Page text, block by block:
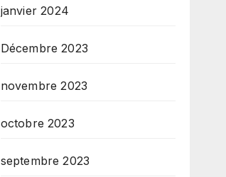
janvier 2024
Décembre 2023
novembre 2023
octobre 2023
septembre 2023